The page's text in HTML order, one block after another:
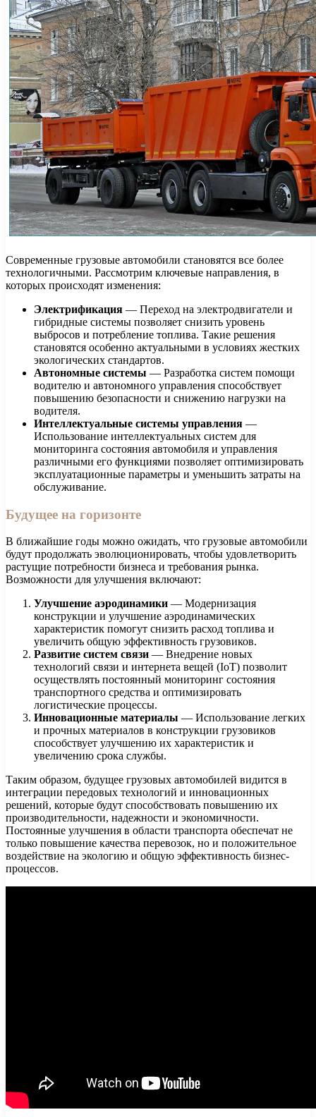
Современные грузовые автомобили становятся все более
технологичными. Рассмотрим ключевые направления, в
которых происходят изменения:
Электрификация — Переход на электродвигатели и
гибридные системы позволяет снизить уровень
выбросов и потребление топлива. Такие решения
становятся особенно актуальными в условиях жестких
экологических стандартов.
Автономные системы — Разработка систем помощи
водителю и автономного управления способствует
повышению безопасности и снижению нагрузки на
водителя.
Интеллектуальные системы управления —
Использование интеллектуальных систем для
мониторинга состояния автомобиля и управления
различными его функциями позволяет оптимизировать
эксплуатационные параметры и уменьшить затраты на
обслуживание.
Будущее на горизонте
В ближайшие годы можно ожидать, что грузовые автомобили
будут продолжать эволюционировать, чтобы удовлетворить
растущие потребности бизнеса и требования рынка.
Возможности для улучшения включают:
Улучшение аэродинамики — Модернизация
конструкции и улучшение аэродинамических
характеристик помогут снизить расход топлива и
увеличить общую эффективность грузовиков.
Развитие систем связи — Внедрение новых
технологий связи и интернета вещей (IoT) позволит
осуществлять постоянный мониторинг состояния
транспортного средства и оптимизировать
логистические процессы.
Инновационные материалы — Использование легких
и прочных материалов в конструкции грузовиков
способствует улучшению их характеристик и
увеличению срока службы.
Таким образом, будущее грузовых автомобилей видится в
интеграции передовых технологий и инновационных
решений, которые будут способствовать повышению их
производительности, надежности и экономичности.
Постоянные улучшения в области транспорта обеспечат не
только повышение качества перевозок, но и положительное
воздействие на экологию и общую эффективность бизнес-
процессов.